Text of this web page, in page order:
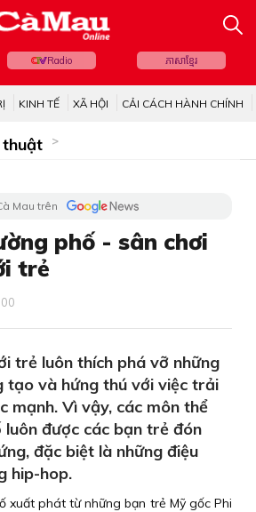
Radio ភាសាខ្មែរ
KINH TẾ XÃ HỘI CẢI CÁCH HÀNH CHÍNH
thuật
Mau trên
phố - sân chơi
trẻ
trẻ luôn thích phá vỡ những
tạo và hứng thú với việc trải
mạnh. Vì vậy, các môn thể
được các bạn trẻ đón
đặc biệt là những điệu
hip-hop.
xuất phát từ những bạn trẻ Mỹ gốc Phi